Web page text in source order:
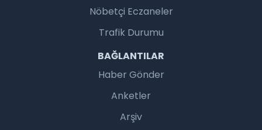
Nöbetçi Eczaneler
Trafik Durumu
BAĞLANTILAR
Haber Gönder
Anketler
Arşiv